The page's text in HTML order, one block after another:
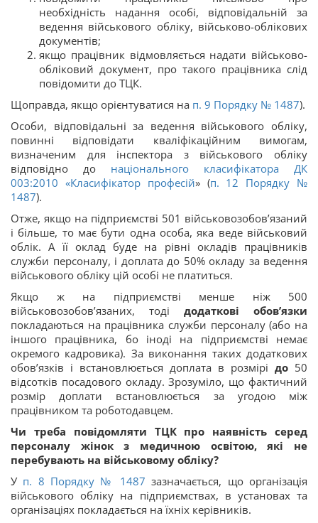
необхідність надання особі, відповідальній за
ведення військового обліку, військово-облікових
документів;
якщо працівник відмовляється надати військово-
обліковий документ, про такого працівника слід
повідомити до ТЦК.
Щоправда, якщо орієнтуватися на п. 9 Порядку № 1487).
Особи, відповідальні за ведення військового обліку,
повинні відповідати кваліфікаційним вимогам,
визначеним для інспектора з військового обліку
відповідно до національного класифікатора ДК
003:2010 «Класифікатор професій» (п. 12 Порядку №
1487).
Отже, якщо на підприємстві 501 військовозобов’язаний
і більше, то має бути одна особа, яка веде військовий
облік. А її оклад буде на рівні окладів працівників
служби персоналу, і доплата до 50% окладу за ведення
військового обліку цій особі не платиться.
Якщо ж на підприємстві менше ніж 500
військовозобов’язаних, тоді додаткові обов’язки
покладаються на працівника служби персоналу (або на
іншого працівника, бо іноді на підприємстві немає
окремого кадровика). За виконання таких додаткових
обов’язків і встановлюється доплата в розмірі до 50
відсотків посадового окладу. Зрозуміло, що фактичний
розмір доплати встановлюється за угодою між
працівником та роботодавцем.
Чи треба повідомляти ТЦК про наявність серед
персоналу жінок з медичною освітою, які не
перебувають на військовому обліку?
У п. 8 Порядку № 1487зазначається, що організація
військового обліку на підприємствах, в установах та
організаціях покладається на їхніх керівників.